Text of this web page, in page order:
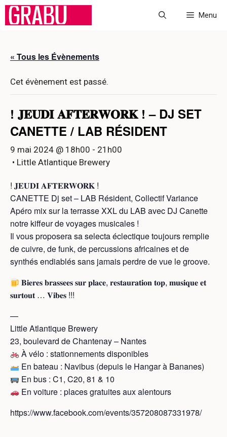
Aller
Menu
« Tous les Évènements
Cet évènement est passé.
! 𝐉𝐄𝐔𝐃𝐈 𝐀𝐅𝐓𝐄𝐑𝐖𝐎𝐑𝐊 ! – DJ SET
CANETTE / LAB RÉSIDENT
9 mai 2024 @ 18h00 - 21h00
• Little Atlantique Brewery
! 𝐉𝐄𝐔𝐃𝐈 𝐀𝐅𝐓𝐄𝐑𝐖𝐎𝐑𝐊 !
CANETTE Dj set – LAB Résident, Collectif Variance
Apéro mix sur la terrasse XXL du LAB avec DJ Canette
notre kiffeur de voyages musicales !
Il vous proposera sa selecta éclectique toujours remplie
de cuivre, de funk, de percussions africaines et de
synthés endiablés sans jamais perdre de vue le groove.
𝐁𝐢𝐞𝐫𝐞𝐬 𝐛𝐫𝐚𝐬𝐬𝐞𝐞𝐬 𝐬𝐮𝐫 𝐩𝐥𝐚𝐜𝐞, 𝐫𝐞𝐬𝐭𝐚𝐮𝐫𝐚𝐭𝐢𝐨𝐧 𝐭𝐨𝐩, 𝐦𝐮𝐬𝐢𝐪𝐮𝐞 𝐞𝐭
𝐬𝐮𝐫𝐭𝐨𝐮𝐭 … 𝐕𝐢𝐛𝐞𝐬 !!!
—
Little Atlantique Brewery
23, boulevard de Chantenay – Nantes
À vélo : stationnements disponibles
En bateau : Navibus (depuis le Hangar à Bananes)
En bus : C1, C20, 81 & 10
En voiture : places gratuites aux alentours
https://www.facebook.com/events/357208087331978/